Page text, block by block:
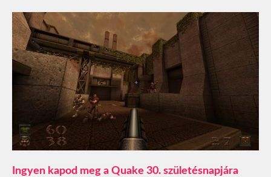
Ingyen kapod meg a Quake 30. születésnapjára